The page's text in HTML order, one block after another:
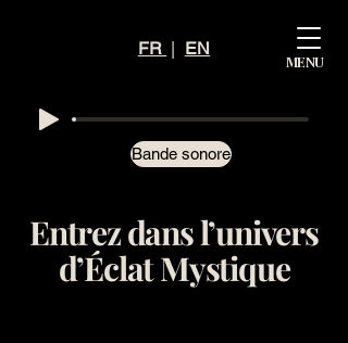
Mystiq
ue
Éclat
FR | EN
MENU
Bande sonore
Entrez dans l’univers
d’Éclat Mystique